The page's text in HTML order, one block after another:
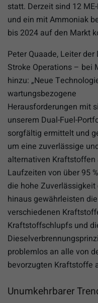
statt. Derzeit sind 12
und ein mit Ammoniak
bis 2024 auf den Markt
Peter Quaade, Leiter
Stroke Operations – bei
hinzu: „Neue
wartungsbezogene
Herausforderungen mit
unserem Dual-Fuel-
sorgfältig ermittelt und
um eine zuverlässige
alternativen
Laufzeiten von über 95
die hohe
hinaus gewährleisten
verschiedenen
Kraftstoffschlupfs und
problemlos an alle von
bevorzugten Kraftstoffe
Unumkehrbarer